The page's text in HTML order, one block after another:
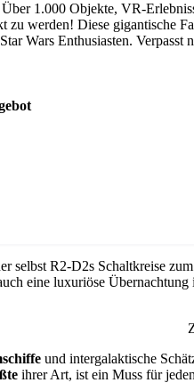
1.000 Objekte, VR-
zu werden! Diese gigantische
Wars Enthusiasten. Verpasst
selbst R2-D2s Schaltkreise
eine luxuriöse Übernachtung
und intergalaktische
ihrer Art, ist ein Muss für